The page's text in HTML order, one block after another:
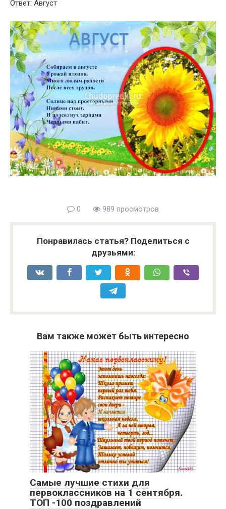
Ответ: Август
0 989 просмотров
Понравилась статья? Поделиться с
друзьями:
Вам также может быть интересно
Самые лучшие стихи для
первоклассников на 1 сентября.
ТОП -100 поздравлений